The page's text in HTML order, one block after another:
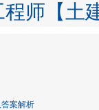
程师【土
案解析